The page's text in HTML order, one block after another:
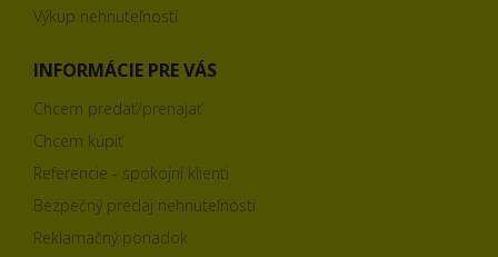
Výkup nehnuteľností
INFORMÁCIE PRE VÁS
Chcem predať/prenajať
Chcem kúpiť
Referencie - spokojní klienti
Bezpečný predaj nehnuteľnosti
Reklamačný poriadok